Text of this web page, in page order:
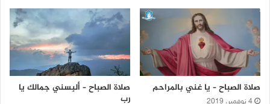
صلاة الصباح – يا غني بالمراحم
4 نوفمبر، 2019
صلاة الصباح – ألبِسني جمالك يا
رب